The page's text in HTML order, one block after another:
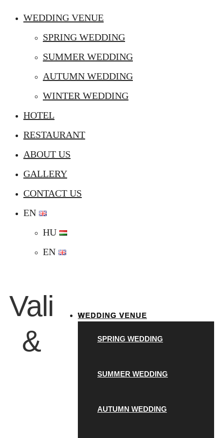
WEDDING VENUE
SPRING WEDDING
SUMMER WEDDING
AUTUMN WEDDING
WINTER WEDDING
HOTEL
RESTAURANT
ABOUT US
GALLERY
CONTACT US
EN
HU
EN
WEDDING VENUE
SPRING WEDDING
SUMMER WEDDING
AUTUMN WEDDING
Vali
&